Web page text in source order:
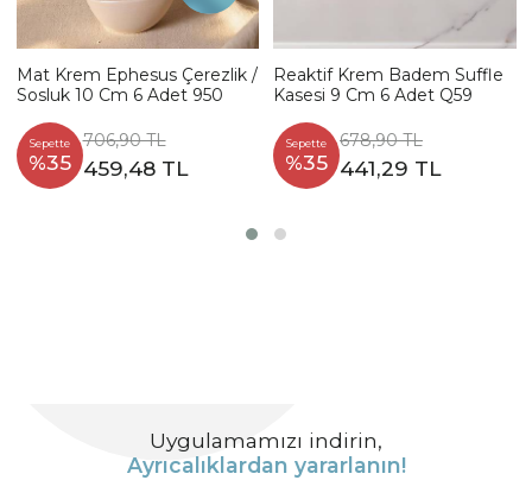
Mat Krem Ephesus Çerezlik /
Sosluk 10 Cm 6 Adet 950
Sepette
%35
706,90 TL
459,48 TL
Reaktif Krem Badem Suffle
Kasesi 9 Cm 6 Adet Q59
Sepette
%35
678,90 TL
441,29 TL
Uygulamamızı indirin,
Ayrıcalıklardan yararlanın!